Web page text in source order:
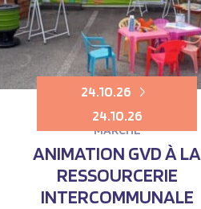
24.10.26
24.10.26
MARCHÉ
ANIMATION GVD À LA
RESSOURCERIE
INTERCOMMUNALE